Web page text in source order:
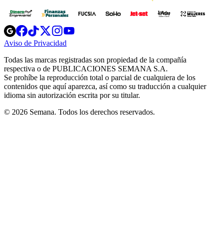
Opens
in
new
Opens
in
new
Opens
in
new
window
Opens
new
windowwindow
Aviso de Privacidad
new
window
Todas las marcas registradas son propiedad de la compañía
respectiva o de PUBLICACIONES SEMANA S.A.
Se prohíbe la reproducción total o parcial de cualquiera de los
contenidos que aquí aparezca, así como su traducción a cualquier
idioma sin autorización escrita por su titular.
© 2026 Semana. Todos los derechos reservados.